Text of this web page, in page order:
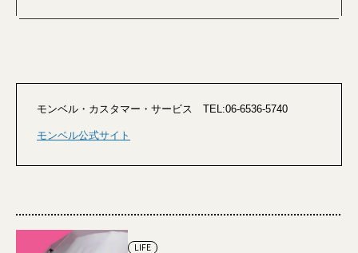
モンベル・カスタマー・サービス TEL:06-6536-5740
モンベル公式サイト
LIFE